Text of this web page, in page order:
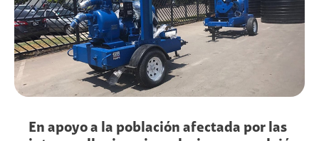
En apoyo a la población afectada por las